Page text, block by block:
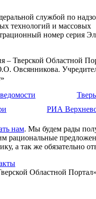
службой по
технологий и массовых
номер серия
– Тверской Областной
Овсянникова.
РИА
нам. Мы будем рады
рациональные
а так же обязательно
Областной Портал»